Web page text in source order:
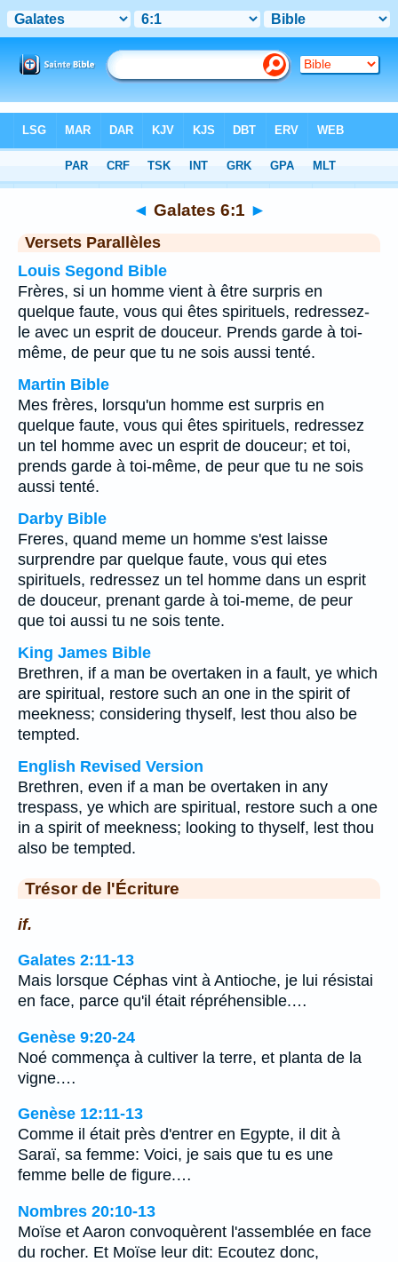
Chapitre 6> Verset 1
◄ Galates 6:1 ►
Versets Parallèles
Louis Segond Bible
Frères, si un homme vient à être surpris en
quelque faute, vous qui êtes spirituels, redressez-
le avec un esprit de douceur. Prends garde à toi-
même, de peur que tu ne sois aussi tenté.
Martin Bible
Mes frères, lorsqu'un homme est surpris en
quelque faute, vous qui êtes spirituels, redressez
un tel homme avec un esprit de douceur; et toi,
prends garde à toi-même, de peur que tu ne sois
aussi tenté.
Darby Bible
Freres, quand meme un homme s'est laisse
surprendre par quelque faute, vous qui etes
spirituels, redressez un tel homme dans un esprit
de douceur, prenant garde à toi-meme, de peur
que toi aussi tu ne sois tente.
King James Bible
Brethren, if a man be overtaken in a fault, ye which
are spiritual, restore such an one in the spirit of
meekness; considering thyself, lest thou also be
tempted.
English Revised Version
Brethren, even if a man be overtaken in any
trespass, ye which are spiritual, restore such a one
in a spirit of meekness; looking to thyself, lest thou
also be tempted.
Trésor de l'Écriture
if.
Galates 2:11-13
Mais lorsque Céphas vint à Antioche, je lui résistai
en face, parce qu'il était répréhensible.…
Genèse 9:20-24
Noé commença à cultiver la terre, et planta de la
vigne.…
Genèse 12:11-13
Comme il était près d'entrer en Egypte, il dit à
Saraï, sa femme: Voici, je sais que tu es une
femme belle de figure.…
Nombres 20:10-13
Moïse et Aaron convoquèrent l'assemblée en face
du rocher. Et Moïse leur dit: Ecoutez donc,